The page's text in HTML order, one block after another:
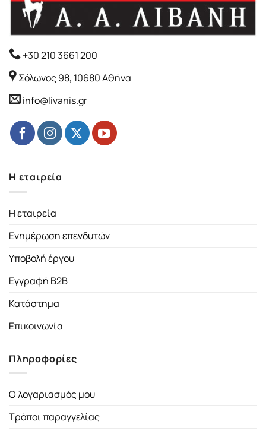
+30 210 3661 200
Σόλωνος 98, 10680 Αθήνα
info@livanis.gr
Η εταιρεία
Η εταιρεία
Ενημέρωση επενδυτών
Υποβολή έργου
Εγγραφή B2B
Κατάστημα
Επικοινωνία
Πληροφορίες
Ο λογαριασμός μου
Τρόποι παραγγελίας